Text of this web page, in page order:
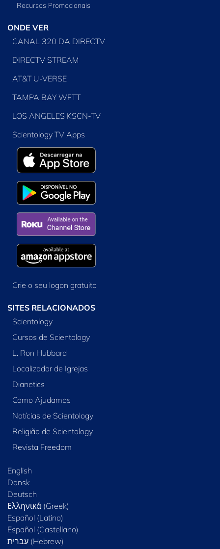
Recursos Promocionais
ONDE VER
CANAL 320 DA DIRECTV
DIRECTV STREAM
AT&T U-VERSE
TAMPA BAY WFTT
LOS ANGELES KSCN-TV
Scientology TV Apps
Crie o seu logon gratuito
SITES RELACIONADOS
Scientology
Cursos de Scientology
L. Ron Hubbard
Localizador de Igrejas
Dianetics
Como Ajudamos
Notícias de Scientology
Religião de Scientology
Revista Freedom
English
Dansk
Deutsch
Ελληνικά (Greek)
Español (Latino)
Español (Castellano)